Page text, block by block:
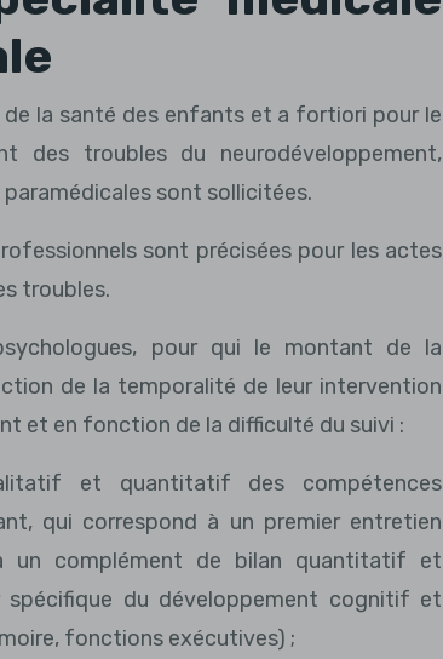
la santé des enfants et a fortiori pour le
des troubles du neurodéveloppement,
sont sollicitées.
sont précisées pour les actes
troubles.
pour qui le montant de la
de la temporalité de leur intervention
et en fonction de la difficulté du suivi :
et quantitatif des compétences
qui correspond à un premier entretien
un complément de bilan quantitatif et
du développement cognitif et
fonctions exécutives) ;